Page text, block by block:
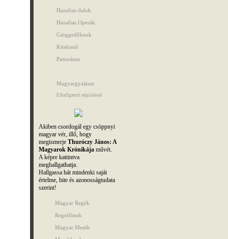
Hazafias dalok
Hazafias Operák
Csüggedőknek
Kitekintő
Panoráma
Magyargyalázat
Elhallgatott népírtások
Akiben csordogál egy csöppnyi
magyar vér, illő, hogy
megismerje Thuróczy János: A
Magyarok Krónikájaművét.
A képre kattintva
meghallgathatja.
Hallgassa hát mindenki saját
értelme, hite és azonosságtudata
szerint!
Magyar Regék
Regefilmek
Magyar Mesék